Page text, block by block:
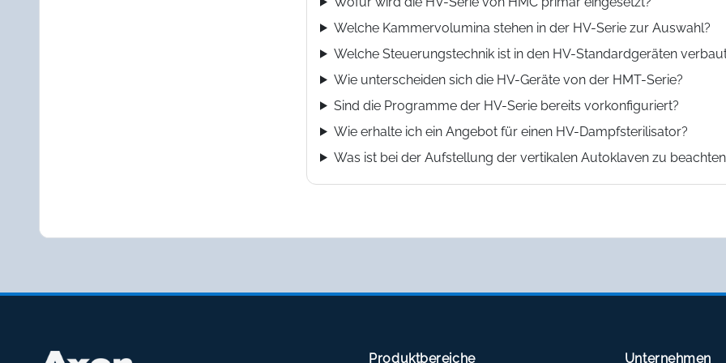
Welche Kammervolumina stehen in der HV-Serie zur Auswahl?
Welche Steuerungstechnik ist in den HV-Standardgeräten
Wie unterscheiden sich die HV-Geräte von der HMT-Serie?
Sind die Programme der HV-Serie bereits vorkonfiguriert?
Wie erhalte ich ein Angebot für einen HV-Dampfsterilisator?
Was ist bei der Aufstellung der vertikalen Autoklaven zu
Produktbereiche Unternehmen